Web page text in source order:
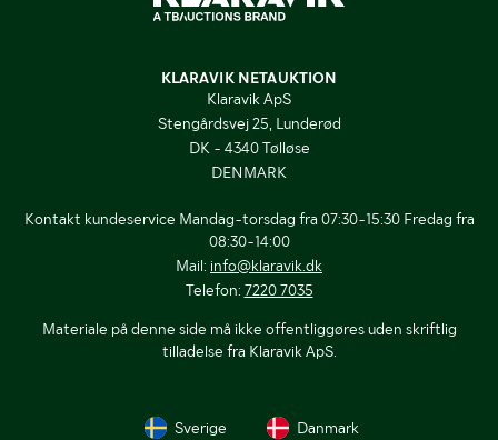
KLARAVIK NETAUKTION
Klaravik ApS
Stengårdsvej 25, Lunderød
DK - 4340 Tølløse
DENMARK
Kontakt kundeservice Mandag-torsdag fra 07:30-15:30 Fredag fra
08:30-14:00
Mail: info@klaravik.dk
Telefon: 7220 7035
Materiale på denne side må ikke offentliggøres uden skriftlig
tilladelse fra Klaravik ApS.
Sverige Danmark